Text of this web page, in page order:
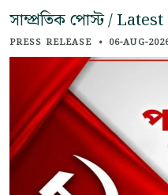
সাম্প্রতিক পোস্ট /
PRESS RELEASE • 06-AUG-